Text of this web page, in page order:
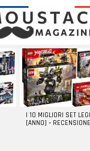
I 10 MIGLIORI SET
[ANNO] –